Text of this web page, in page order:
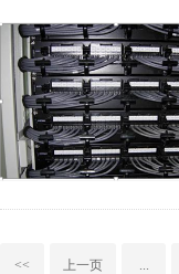
<< 上一页 ...